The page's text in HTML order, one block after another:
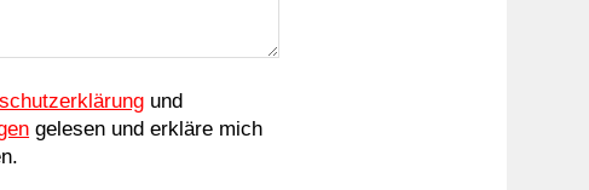
und
gelesen und erkläre mich